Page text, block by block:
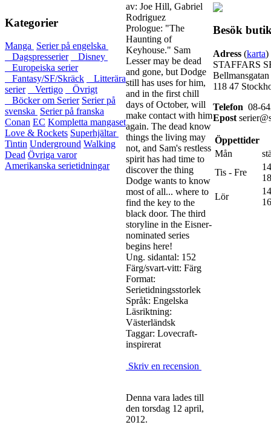
Kategorier
Manga Serier på engelska
Dagspresserier
Disney
Europeiska serier
Fantasy/SF/Skräck
Litterära
serier
Vertigo
Övrigt
Böcker om Serier Serier på
svenska Serier på franska
Conan EC Kompletta mangaset
Love & Rockets Superhjältar
Tintin Underground Walking
Dead Övriga varor
Amerikanska serietidningar
av: Joe Hill, Gabriel
Rodriguez
Prologue: "The
Haunting of
Keyhouse." Sam
Lesser may be dead
and gone, but Dodge
still has uses for him,
and in the first chill
days of October, will
make contact with him
again. The dead know
things the living may
not, and Sam's restless
spirit has had time to
discover the thing
Dodge wants to know
most of all... where to
find the key to the
black door. The third
storyline in the Eisner-
nominated series
begins here!
Ung. sidantal: 152
Färg/svart-vitt: Färg
Format:
Serietidningsstorlek
Språk: Engelska
Läsriktning:
Västerländsk
Taggar: Lovecraft-
inspirerat
Skriv en recension
Denna vara lades till
den torsdag 12 april,
2012.
Besök
Adress (karta)
STAFFARS
Bellmansgatan
118 47
Telefon 08-
Epost
Öppettider
Mån
Tis - Fre
Lör